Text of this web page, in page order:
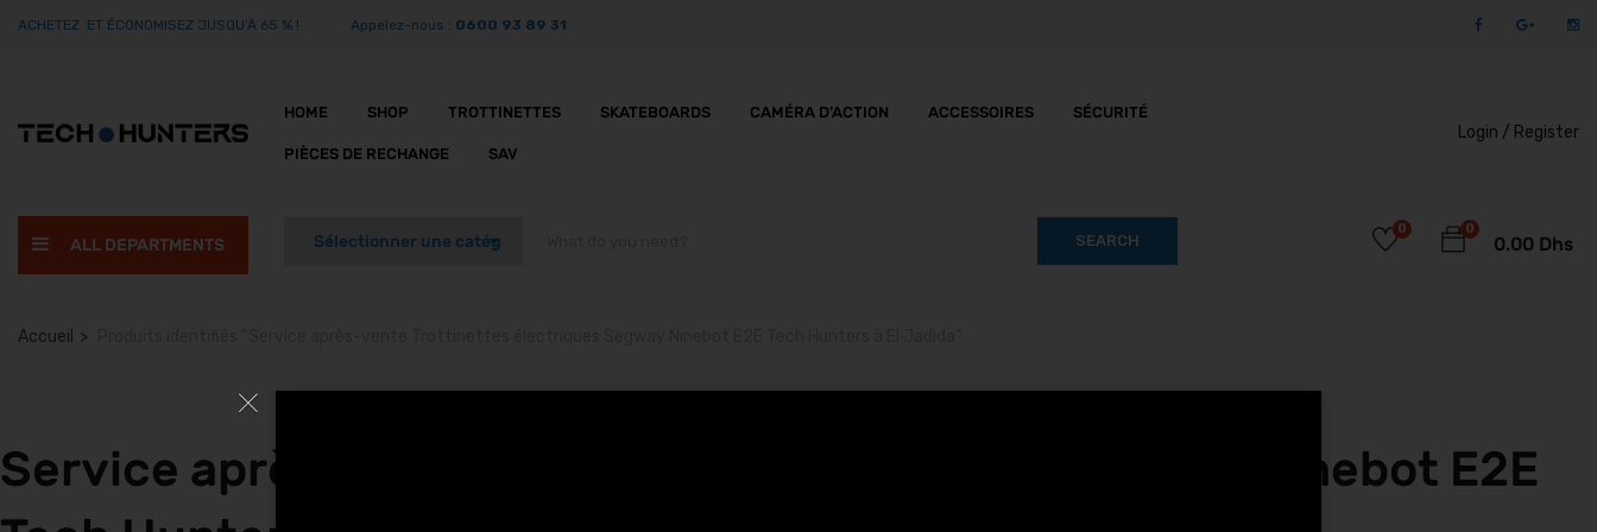
ACHETEZ ET ÉCONOMISEZ JUSQU’À 65 % ! Appelez-nous : 0600 93 89 31
HOME SHOP TROTTINETTES SKATEBOARDS CAMÉRA D’ACTION ACCESSOIRES SÉCURITÉ
PIÈCES DE RECHANGE SAV
Login / Register
ALL DEPARTMENTS SEARCH
0
0.00 Dhs
0
Accueil
Service après-vente Trottinettes électriques Segway Ninebot E2E